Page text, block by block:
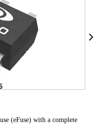
(eFuse) with a complete